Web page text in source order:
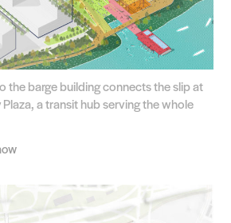
the barge building connects the slip at
a transit hub serving the whole